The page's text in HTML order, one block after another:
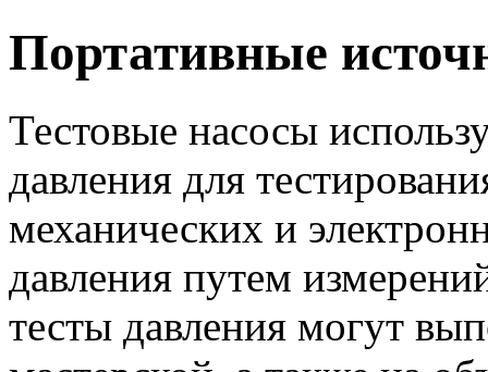
Портативные
Тестовые насосы
давления для
механических и
давления путем
тесты давления могут